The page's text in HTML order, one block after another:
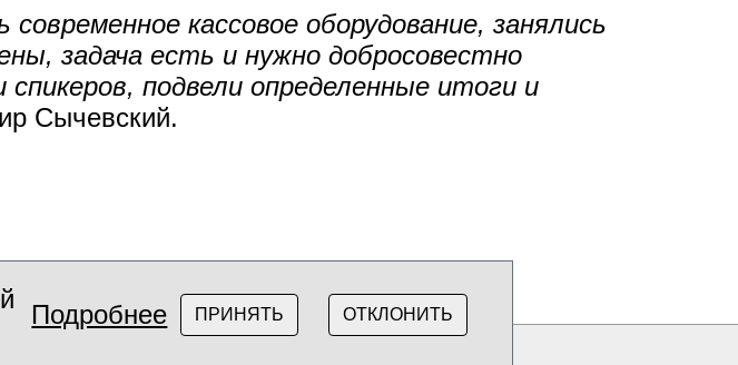
кассовое оборудование, занялись
задача есть и нужно добросовестно
подвели определенные итоги и
Сычевский.
Подробнее ПРИНЯТЬ ОТКЛОНИТЬ